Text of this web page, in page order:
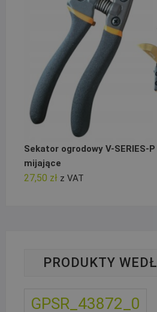
Sekator ogrodowy V-SERIES-
mijające
27,50 zł z VAT
PRODUKTY
GPSR_43872_0